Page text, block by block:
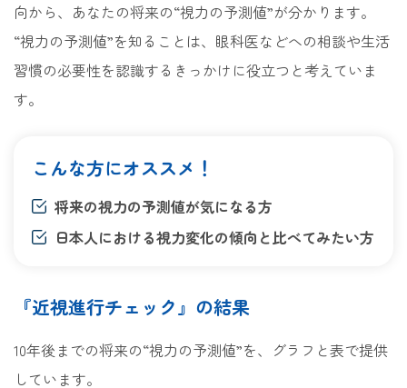
向から、あなたの将来の“視力の予測値”が分かります。
“視力の予測値”を知ることは、眼科医などへの相談や生活
習慣の必要性を認識するきっかけに役立つと考えていま
す。
こんな方にオススメ！
将来の視力の予測値が気になる方
日本人における視力変化の傾向と比べてみたい方
『近視進行チェック』の結果
10年後までの将来の“視力の予測値”を、グラフと表で提供
しています。